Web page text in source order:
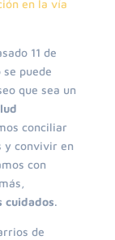
en la vía
11 de
puede
que sea un
conciliar
y convivir en
con
cuidados.
de